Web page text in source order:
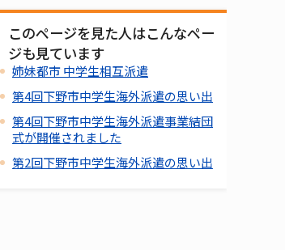
このページを見た人はこんなペー
ジも見ています
姉妹都市 中学生相互派遣
第4回下野市中学生海外派遣の思い出
第4回下野市中学生海外派遣事業結団
式が開催されました
第2回下野市中学生海外派遣の思い出